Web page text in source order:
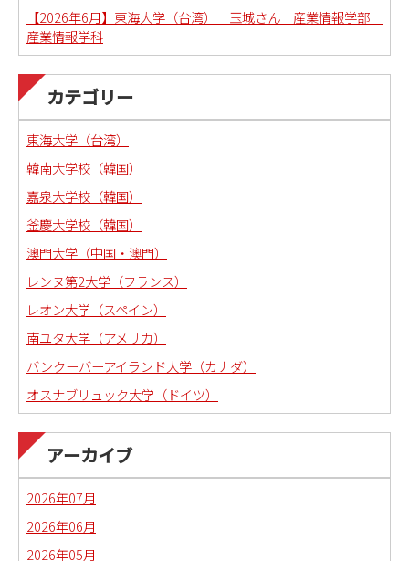
【2026年6月】東海大学（台湾） 玉城さん 産業情報学部
産業情報学科
カテゴリー
東海大学（台湾）
韓南大学校（韓国）
嘉泉大学校（韓国）
釜慶大学校（韓国）
澳門大学（中国・澳門）
レンヌ第2大学（フランス）
レオン大学（スペイン）
南ユタ大学（アメリカ）
バンクーバーアイランド大学（カナダ）
オスナブリュック大学（ドイツ）
アーカイブ
2026年07月
2026年06月
2026年05月